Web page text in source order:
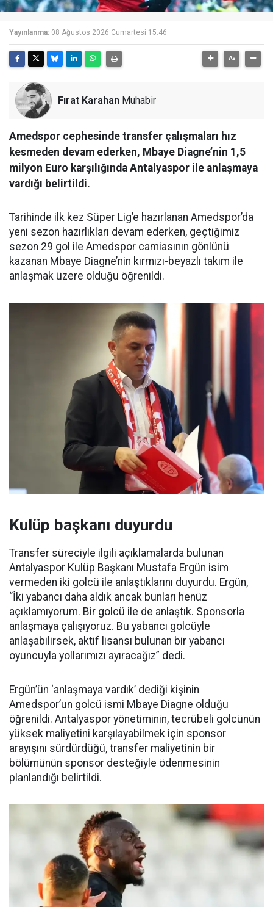
Yayınlanma: 08 Ağustos 2026 Cumartesi 15:46
Fırat Karahan Muhabir
Amedspor cephesinde transfer çalışmaları hız
kesmeden devam ederken, Mbaye Diagne’nin 1,5
milyon Euro karşılığında Antalyaspor ile anlaşmaya
vardığı belirtildi.
Tarihinde ilk kez Süper Lig’e hazırlanan Amedspor’da
yeni sezon hazırlıkları devam ederken, geçtiğimiz
sezon 29 gol ile Amedspor camiasının gönlünü
kazanan Mbaye Diagne’nin kırmızı-beyazlı takım ile
anlaşmak üzere olduğu öğrenildi.
Kulüp başkanı duyurdu
Transfer süreciyle ilgili açıklamalarda bulunan
Antalyaspor Kulüp Başkanı Mustafa Ergün isim
vermeden iki golcü ile anlaştıklarını duyurdu. Ergün,
“İki yabancı daha aldık ancak bunları henüz
açıklamıyorum. Bir golcü ile de anlaştık. Sponsorla
anlaşmaya çalışıyoruz. Bu yabancı golcüyle
anlaşabilirsek, aktif lisansı bulunan bir yabancı
oyuncuyla yollarımızı ayıracağız” dedi.
Ergün’ün ‘anlaşmaya vardık’ dediği kişinin
Amedspor’un golcü ismi Mbaye Diagne olduğu
öğrenildi. Antalyaspor yönetiminin, tecrübeli golcünün
yüksek maliyetini karşılayabilmek için sponsor
arayışını sürdürdüğü, transfer maliyetinin bir
bölümünün sponsor desteğiyle ödenmesinin
planlandığı belirtildi.